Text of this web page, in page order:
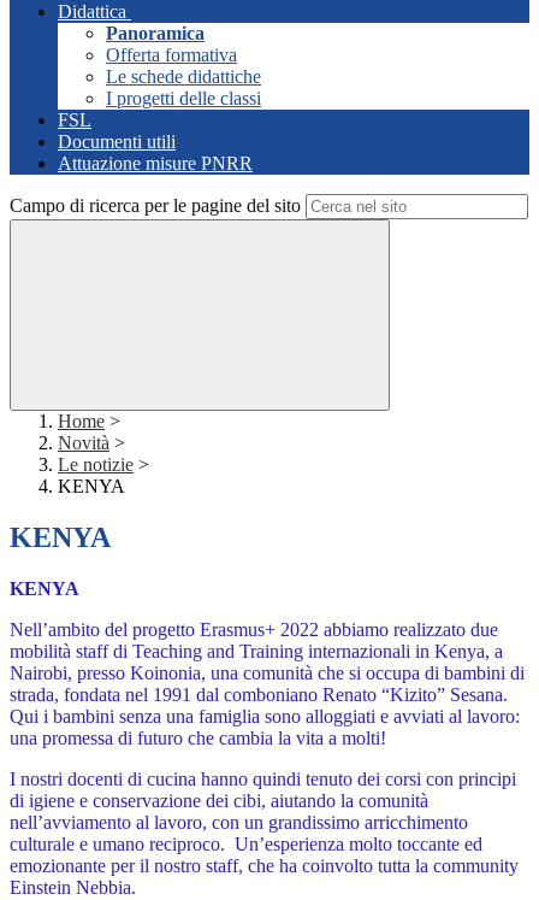
Didattica
Panoramica
Offerta formativa
Le schede didattiche
I progetti delle classi
FSL
Documenti utili
Attuazione misure PNRR
Campo di ricerca per le pagine del sito
Home >
Novità >
Le notizie >
KENYA
KENYA
KENYA
Nell’ambito del progetto Erasmus+ 2022 abbiamo realizzato due
mobilità staff di Teaching and Training internazionali in Kenya, a
Nairobi, presso Koinonia, una comunità che si occupa di bambini di
strada, fondata nel 1991 dal comboniano Renato “Kizito” Sesana.
Qui i bambini senza una famiglia sono alloggiati e avviati al lavoro:
una promessa di futuro che cambia la vita a molti!
I nostri docenti di cucina hanno quindi tenuto dei corsi con principi
di igiene e conservazione dei cibi, aiutando la comunità
nell’avviamento al lavoro, con un grandissimo arricchimento
culturale e umano reciproco. Un’esperienza molto toccante ed
emozionante per il nostro staff, che ha coinvolto tutta la community
Einstein Nebbia.